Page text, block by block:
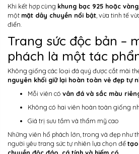
Khi kết hợp cùng khung bạc 925 hoặc vàng
một mặt dây chuyền nổi bật, vừa tinh tế
điển.
Trang sức độc bản –
phách là một tác
Không giống các loại đá quý được cắt mài
nguyên khối giữ lại hoàn toàn vẻ đẹp tự
Mỗi viên có vân đá và sắc màu
Không có hai viên hoàn toàn giống
Giá trị sưu tầm và thẩm mỹ cao
Những viên hổ phách lớn, trong và đẹp như
người yêu trang sức tự nhiên lựa chọn đểtạo
chuyền độc đáo, cá tính và hiếm có